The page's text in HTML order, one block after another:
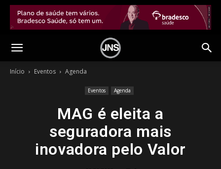
Início Eventos Agenda
Eventos Agenda
MAG é eleita a
seguradora mais
inovadora pelo Valor